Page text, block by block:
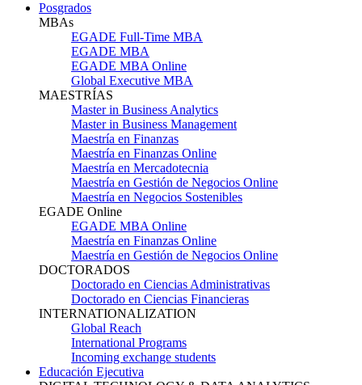
Posgrados
MBAs
EGADE Full-Time MBA
EGADE MBA
EGADE MBA Online
Global Executive MBA
MAESTRÍAS
Master in Business Analytics
Master in Business Management
Maestría en Finanzas
Maestría en Finanzas Online
Maestría en Mercadotecnia
Maestría en Gestión de Negocios Online
Maestría en Negocios Sostenibles
EGADE Online
EGADE MBA Online
Maestría en Finanzas Online
Maestría en Gestión de Negocios Online
DOCTORADOS
Doctorado en Ciencias Administrativas
Doctorado en Ciencias Financieras
INTERNATIONALIZATION
Global Reach
International Programs
Incoming exchange students
Educación Ejecutiva